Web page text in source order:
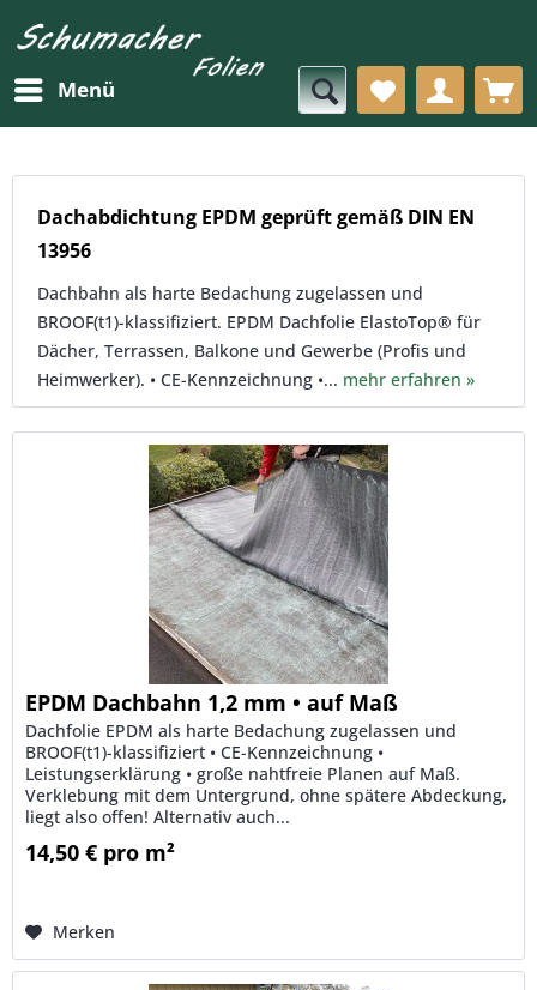
Menü
Dachabdichtung EPDM geprüft gemäß DIN EN
13956
Dachbahn als harte Bedachung zugelassen und
BROOF(t1)-klassifiziert. EPDM Dachfolie ElastoTop® für
Dächer, Terrassen, Balkone und Gewerbe (Profis und
Heimwerker). • CE-Kennzeichnung •... mehr erfahren »
EPDM Dachbahn 1,2 mm • auf Maß
Dachfolie EPDM als harte Bedachung zugelassen und
BROOF(t1)-klassifiziert • CE-Kennzeichnung •
Leistungserklärung • große nahtfreie Planen auf Maß.
Verklebung mit dem Untergrund, ohne spätere Abdeckung,
liegt also offen! Alternativ auch...
14,50 € pro m²
Merken